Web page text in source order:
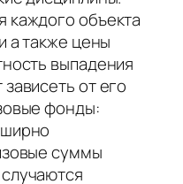
каждого объекта
а также цены
выпадения
от его
фонды:
суммы